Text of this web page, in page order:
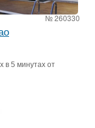
№ 260330
в 5 минутах от